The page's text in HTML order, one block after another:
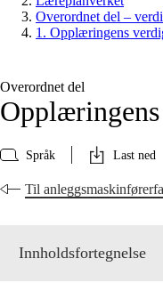
Overordnet del –
1. Opplæringens
Overordnet del
Språk Last ned
Til
Innholdsfortegnelse